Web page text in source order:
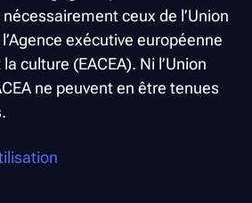
ceux de l’Union
exécutive européenne
culture (EACEA). Ni l’Union
ne peuvent en être tenues